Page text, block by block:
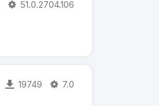
51.0.2704.106
19749 7.0